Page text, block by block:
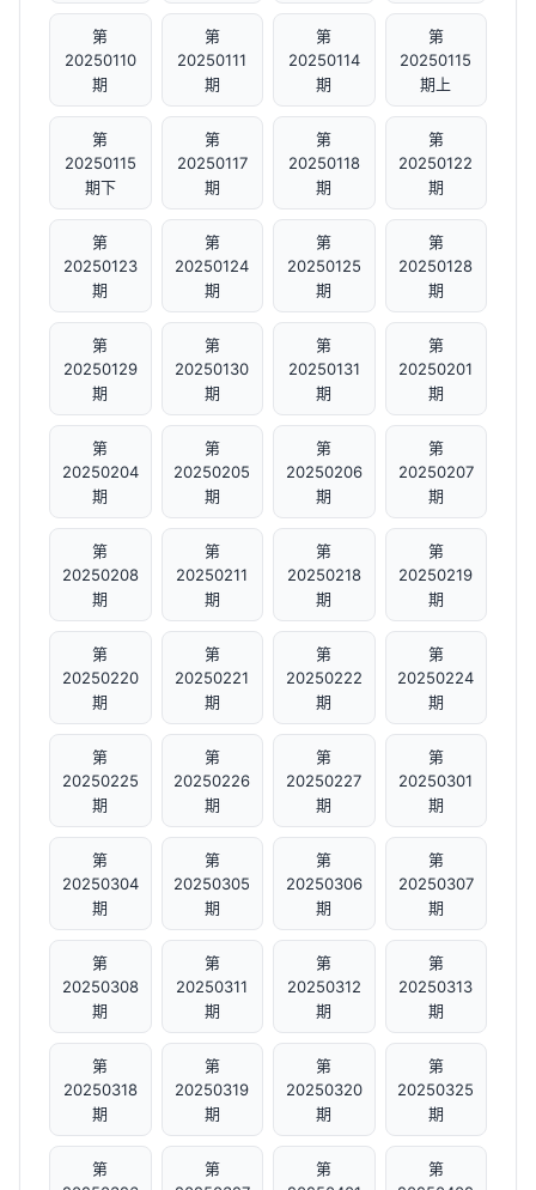
第
20250110
期
第
20250111
期
第
20250114
期
第
20250115
期上
第
20250115
期下
第
20250117
期
第
20250118
期
第
20250122
期
第
20250123
期
第
20250124
期
第
20250125
期
第
20250128
期
第
20250129
期
第
20250130
期
第
20250131
期
第
20250201
期
第
20250204
期
第
20250205
期
第
20250206
期
第
20250207
期
第
20250208
期
第
20250211
期
第
20250218
期
第
20250219
期
第
20250220
期
第
20250221
期
第
20250222
期
第
20250224
期
第
20250225
期
第
20250226
期
第
20250227
期
第
20250301
期
第
20250304
期
第
20250305
期
第
20250306
期
第
20250307
期
第
20250308
期
第
20250311
期
第
20250312
期
第
20250313
期
第
20250318
期
第
20250319
期
第
20250320
期
第
20250325
期
第
第
第
第